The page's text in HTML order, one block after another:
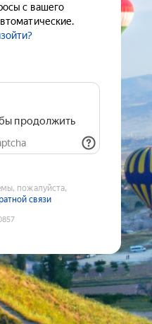
с вашего
продолжить
пожалуйста,
связи